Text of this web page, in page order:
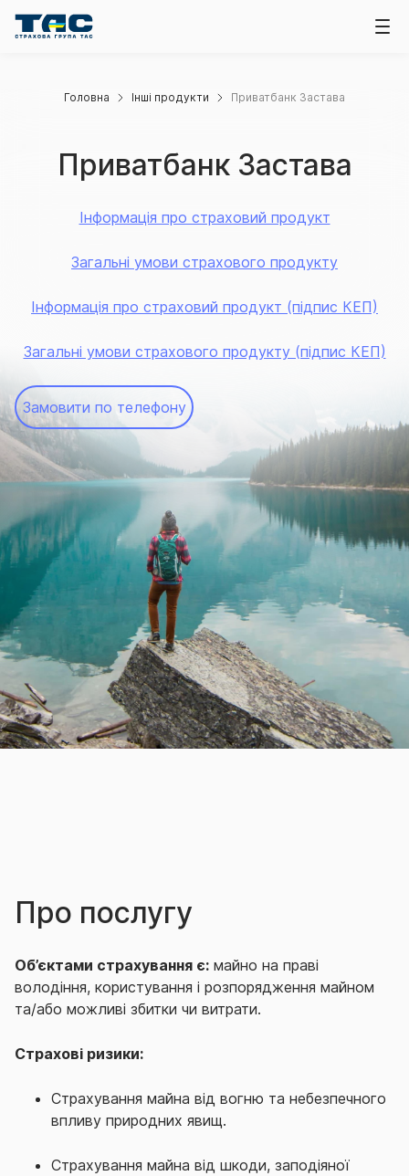
Головна Інші продукти Приватбанк Застава
Приватбанк Застава
Інформація про страховий продукт
Загальні умови страхового продукту
Інформація про страховий продукт (підпис КЕП)
Загальні умови страхового продукту (підпис КЕП)
Замовити по телефону
Про послугу
Об’єктами страхування є: майно на праві
володіння, користування і розпорядження майном
та/або можливі збитки чи витрати.
Страхові ризики:
Страхування майна від вогню та небезпечного
впливу природних явищ.
Страхування майна від шкоди, заподіяної